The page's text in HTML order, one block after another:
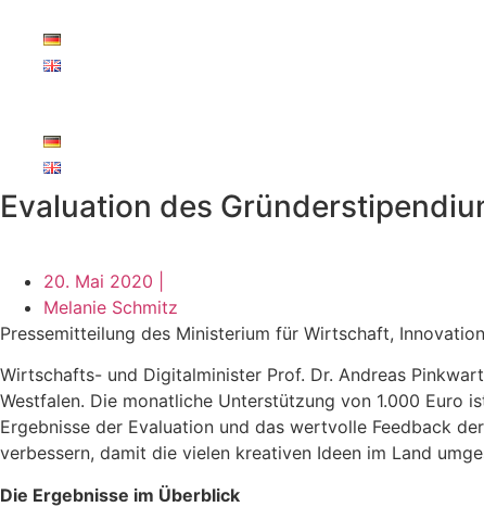
springen
Evaluation des
20. Mai 2020 |
Melanie Schmitz
Pressemitteilung des Ministerium für Wirtschaft,
Wirtschafts- und Digitalminister Prof. Dr. Andreas
Westfalen. Die monatliche Unterstützung von 1.000 Euro
Ergebnisse der Evaluation und das wertvolle Feedback
verbessern, damit die vielen kreativen Ideen im Land
Die Ergebnisse im Überblick